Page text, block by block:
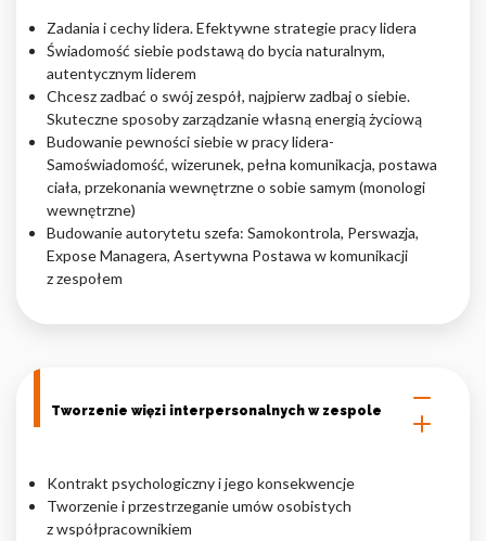
Zadania i cechy lidera. Efektywne strategie pracy lidera
Świadomość siebie podstawą do bycia naturalnym,
autentycznym liderem
Chcesz zadbać o swój zespół, najpierw zadbaj o siebie.
Skuteczne sposoby zarządzanie własną energią życiową
Budowanie pewności siebie w pracy lidera-
Samoświadomość, wizerunek, pełna komunikacja, postawa
ciała, przekonania wewnętrzne o sobie samym (monologi
wewnętrzne)
Budowanie autorytetu szefa: Samokontrola, Perswazja,
Expose Managera, Asertywna Postawa w komunikacji
z zespołem
Tworzenie więzi interpersonalnych w zespole
Kontrakt psychologiczny i jego konsekwencje
Tworzenie i przestrzeganie umów osobistych
z współpracownikiem
Nieklasyfikowane pliki cookie, to pliki, które są w procesie
klasyfikowania, wraz z dostawcami poszczególnych ciasteczek.
Odrzuć
Zapisz moje preferencje